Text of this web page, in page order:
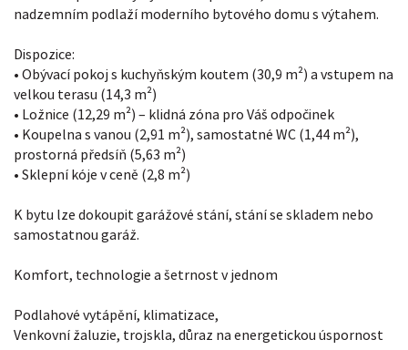
nadzemním podlaží moderního bytového domu s výtahem.
Dispozice:
• Obývací pokoj s kuchyňským koutem (30,9 m²) a vstupem na
velkou terasu (14,3 m²)
• Ložnice (12,29 m²) – klidná zóna pro Váš odpočinek
• Koupelna s vanou (2,91 m²), samostatné WC (1,44 m²),
prostorná předsíň (5,63 m²)
• Sklepní kóje v ceně (2,8 m²)
K bytu lze dokoupit garážové stání, stání se skladem nebo
samostatnou garáž.
Komfort, technologie a šetrnost v jednom
Podlahové vytápění, klimatizace,
Venkovní žaluzie, trojskla, důraz na energetickou úspornost